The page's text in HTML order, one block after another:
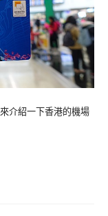
介紹一下香港的機場